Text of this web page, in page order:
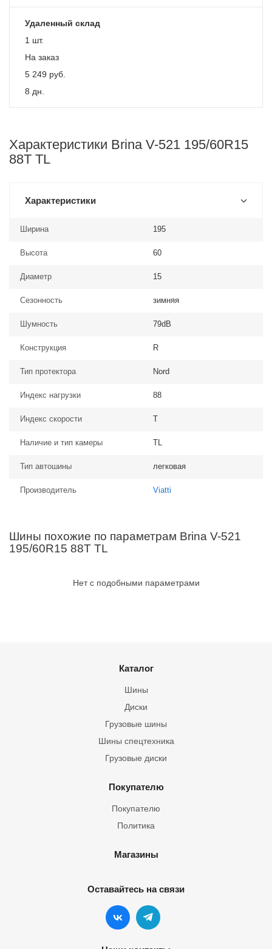
Удаленный склад
1 шт.
На заказ
5 249 руб.
8 дн.
Характеристики Brina V-521 195/60R15
88T TL
Характеристики
Ширина 195
Высота 60
Диаметр 15
Сезонность зимняя
Шумность 79dB
Конструкция R
Тип протектора Nord
Индекс нагрузки 88
Индекс скорости T
Наличие и тип камеры TL
Тип автошины легковая
Производитель Viatti
Шины похожие по параметрам Brina V-521
195/60R15 88T TL
Нет с подобными параметрами
Каталог
Шины
Грузовые шины
Шины спецтехника
Диски
Грузовые диски
Покупателю
Покупателю
Политика
Магазины
Оставайтесь на связи